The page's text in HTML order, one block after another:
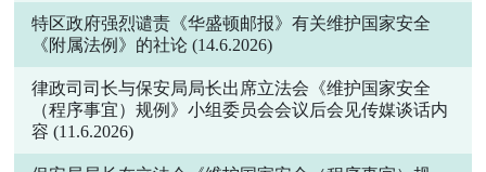
特区政府强烈谴责《华盛顿邮报》有关维护国家安全
《附属法例》的社论 (14.6.2026)
律政司司长与保安局局长出席立法会《维护国家安全
（程序事宜）规例》小组委员会会议后会见传媒谈话内
容 (11.6.2026)